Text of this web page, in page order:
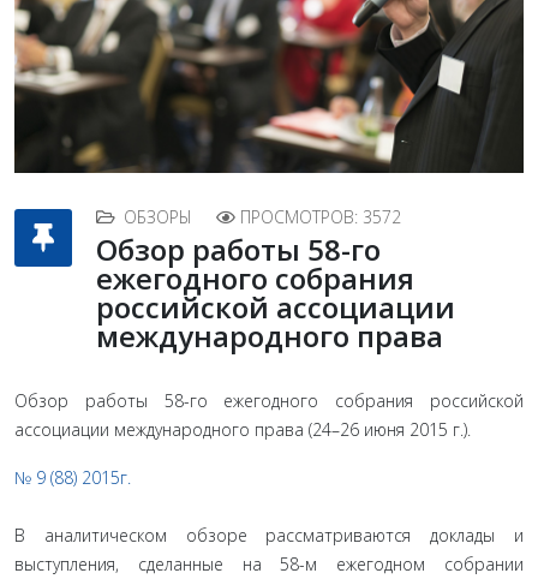
ОБЗОРЫ ПРОСМОТРОВ: 3572
Обзор работы 58-го
ежегодного собрания
российской ассоциации
международного права
Обзор работы 58-го ежегодного собрания российской
ассоциации международного права (24–26 июня 2015 г.).
№ 9 (88) 2015г.
В аналитическом обзоре рассматриваются доклады и
выступления, сделанные на 58-м ежегодном собрании